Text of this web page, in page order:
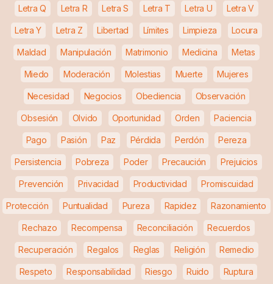
Letra Q Letra R Letra S Letra T Letra U Letra V
Letra Y Letra Z Libertad Límites Limpieza Locura
Maldad Manipulación Matrimonio Medicina Metas
Miedo Moderación Molestias Muerte Mujeres
Necesidad Negocios Obediencia Observación
Obsesión Olvido Oportunidad Orden Paciencia
Pago Pasión Paz Pérdida Perdón Pereza
Persistencia Pobreza Poder Precaución Prejuicios
Prevención Privacidad Productividad Promiscuidad
Protección Puntualidad Pureza Rapidez Razonamiento
Rechazo Recompensa Reconciliación Recuerdos
Recuperación Regalos Reglas Religión Remedio
Respeto Responsabilidad Riesgo Ruido Ruptura